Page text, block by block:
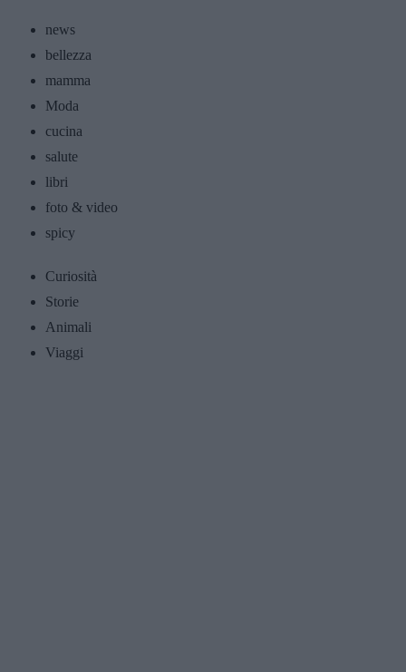
news
bellezza
mamma
Moda
cucina
salute
libri
foto & video
spicy
Curiosità
Storie
Animali
Viaggi